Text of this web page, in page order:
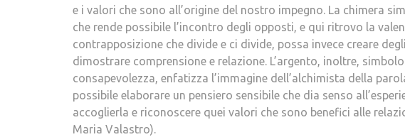
e i valori che sono all’origine del nostro impegno. La chimera
che rende possibile l’incontro degli opposti, e qui ritrovo la
contrapposizione che divide e ci divide, possa invece creare
dimostrare comprensione e relazione. L’argento, inoltre,
consapevolezza, enfatizza l’immagine dell’alchimista della
possibile elaborare un pensiero sensibile che dia senso
accoglierla e riconoscere quei valori che sono benefici alle
Maria Valastro).